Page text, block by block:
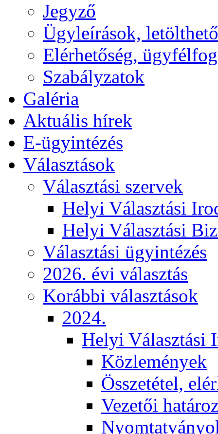
Jegyző
Ügyleírások,
Elérhetőség,
Szabályzatok
Galéria
Aktuális hírek
E-ügyintézés
Választások
Választási szervek
Helyi Választási
Helyi Választási
Választási ügyintézés
2026. évi választás
Korábbi választások
2024.
Helyi Választási
Közlemények
Összetétel,
Vezetői